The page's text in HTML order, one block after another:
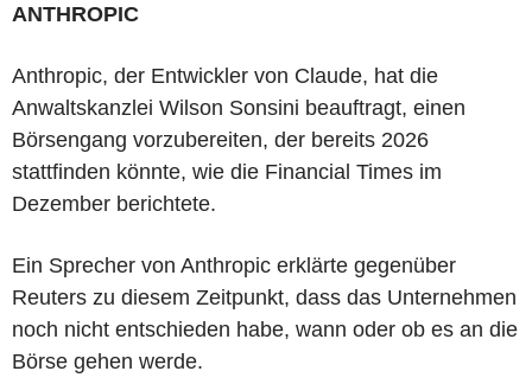
ANTHROPIC
Anthropic, der Entwickler von Claude, hat die
Anwaltskanzlei Wilson Sonsini beauftragt, einen
Börsengang vorzubereiten, der bereits 2026
stattfinden könnte, wie die Financial Times im
Dezember berichtete.
Ein Sprecher von Anthropic erklärte gegenüber
Reuters zu diesem Zeitpunkt, dass das Unternehmen
noch nicht entschieden habe, wann oder ob es an die
Börse gehen werde.